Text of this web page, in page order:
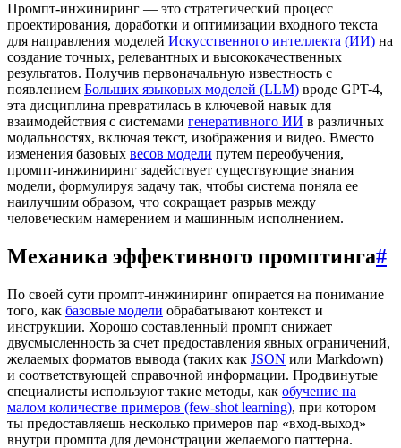
Промпт-инжиниринг — это стратегический процесс
проектирования, доработки и оптимизации входного текста
для направления моделей Искусственного интеллекта (ИИ) на
создание точных, релевантных и высококачественных
результатов. Получив первоначальную известность с
появлением Больших языковых моделей (LLM) вроде GPT-4,
эта дисциплина превратилась в ключевой навык для
взаимодействия с системами генеративного ИИ в различных
модальностях, включая текст, изображения и видео. Вместо
изменения базовых весов модели путем переобучения,
промпт-инжиниринг задействует существующие знания
модели, формулируя задачу так, чтобы система поняла ее
наилучшим образом, что сокращает разрыв между
человеческим намерением и машинным исполнением.
Механика эффективного промптинга#
По своей сути промпт-инжиниринг опирается на понимание
того, как базовые модели обрабатывают контекст и
инструкции. Хорошо составленный промпт снижает
двусмысленность за счет предоставления явных ограничений,
желаемых форматов вывода (таких как JSON или Markdown)
и соответствующей справочной информации. Продвинутые
специалисты используют такие методы, как обучение на
малом количестве примеров (few-shot learning), при котором
ты предоставляешь несколько примеров пар «вход-выход»
внутри промпта для демонстрации желаемого паттерна.